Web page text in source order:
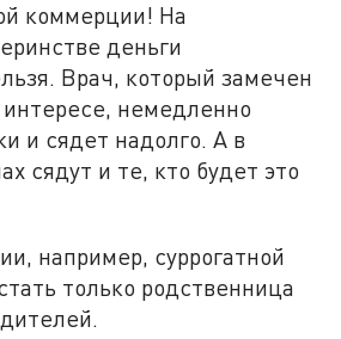
коммерции! На
деньги
Врач, который замечен
немедленно
и сядет надолго. А в
сядут и те, кто будет это
например, суррогатной
только родственница